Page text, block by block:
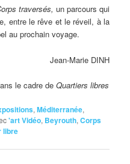
traversés, un parcours qui
entre le rêve et le réveil, à la
au prochain voyage.
Jean-Marie DINH
le cadre deQuartiers libres
,Méditerranée,
'art Vidéo, Beyrouth,Corps
libre